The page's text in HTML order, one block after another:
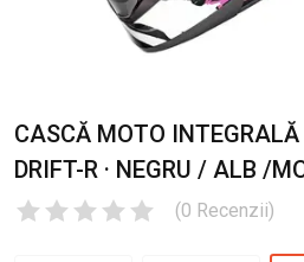
CASCĂ MOTO
DRIFT-R · NEGRU / ALB /
(0 Recenzii)